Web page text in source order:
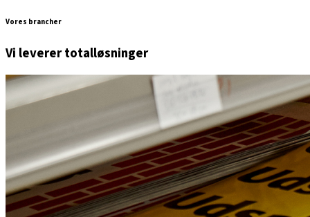
Vores brancher
Vi leverertotalløsninger